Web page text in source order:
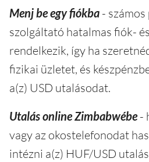
Menj be egy fiókba -
szolgáltató hatalmas fiók-
rendelkezik, így ha
fizikai üzletet, és
a(z) USD utalásodat.
Utalás online Zimbabwébe-
vagy az okostelefonodat
intézni a(z) HUF/USD